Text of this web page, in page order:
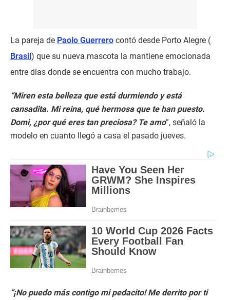
La pareja de Paolo Guerrero contó desde Porto Alegre (
Brasil) que su nueva mascota la mantiene emocionada
entre días donde se encuentra con mucho trabajo.
“Miren esta belleza que está durmiendo y está
cansadita. Mi reina, qué hermosa que te han puesto.
Domi, ¿por qué eres tan preciosa? Te amo”, señaló la
modelo en cuanto llegó a casa el pasado jueves.
“¡No puedo más contigo mi pedacito! Me derrito por ti